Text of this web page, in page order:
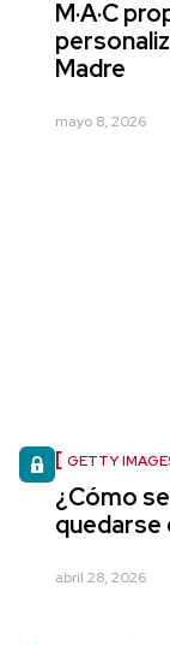
M·A·C
Madre
mayo 8, 2026
GETTY
¿Cómo
quedarse
abril 28, 2026